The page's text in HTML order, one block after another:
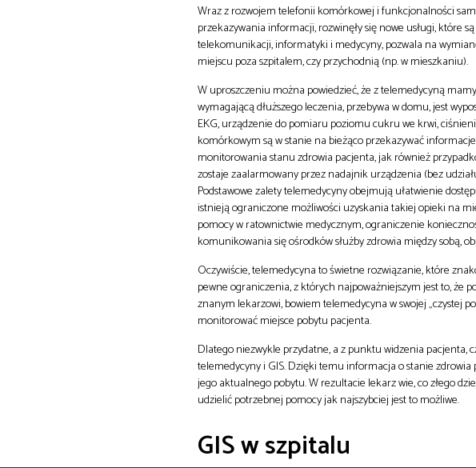
Wraz z rozwojem telefonii komórkowej i funkcjonalności
przekazywania informacji, rozwinęły się nowe usługi, które
telekomunikacji, informatyki i medycyny, pozwala na
miejscu poza szpitalem, czy przychodnią (np. w mieszkaniu).
W uproszczeniu można powiedzieć, że z telemedycyną
wymagającą dłuższego leczenia, przebywa w domu, jest
EKG, urządzenie do pomiaru poziomu cukru we krwi,
komórkowym są w stanie na bieżąco przekazywać
monitorowania stanu zdrowia pacjenta, jak również
zostaje zaalarmowany przez nadajnik urządzenia (bez
Podstawowe zalety telemedycyny obejmują ułatwienie
istnieją ograniczone możliwości uzyskania takiej opieki na
pomocy w ratownictwie medycznym, ograniczenie
komunikowania się ośrodków służby zdrowia między sobą,
Oczywiście, telemedycyna to świetne rozwiązanie, które
pewne ograniczenia, z których najpoważniejszym jest to, że
znanym lekarzowi, bowiem telemedycyna w swojej „czystej
monitorować miejsce pobytu pacjenta.
Dlatego niezwykle przydatne, a z punktu widzenia pacjenta,
telemedycyny i GIS. Dzięki temu informacja o stanie
jego aktualnego pobytu. W rezultacie lekarz wie, co złego
udzielić potrzebnej pomocy jak najszybciej jest to możliwe.
GIS w szpitalu